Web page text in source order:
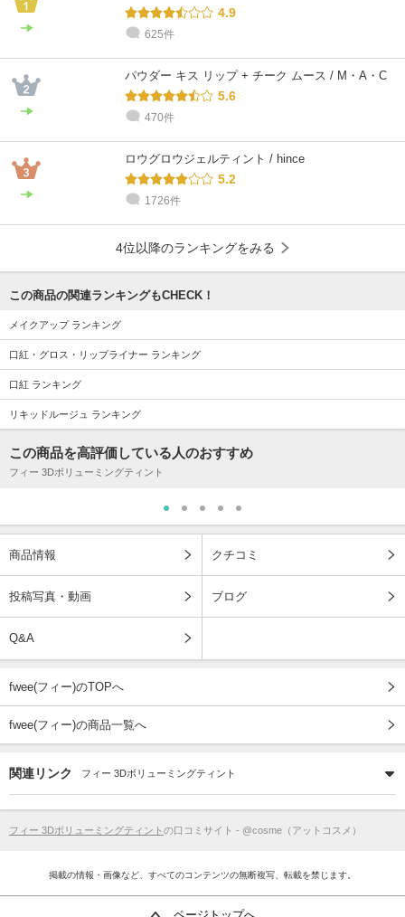
4.9
625件
パウダー キス リップ + チーク ムース / M・A・C
5.6
470件
ロウグロウジェルティント / hince
5.2
1726件
4位以降のランキングをみる
この商品の関連ランキングもCHECK！
メイクアップ ランキング
口紅・グロス・リップライナー ランキング
口紅 ランキング
リキッドルージュ ランキング
この商品を高評価している人のおすすめ
フィー 3Dボリューミングティント
商品情報 クチコミ
投稿写真・動画 ブログ
Q&A
fwee(フィー)のTOPへ
fwee(フィー)の商品一覧へ
関連リンク フィー 3Dボリューミングティント
フィー 3Dボリューミングティント の口コミサイト - @cosme（アットコスメ）
掲載の情報・画像など、すべてのコンテンツの無断複写、転載を禁じます。